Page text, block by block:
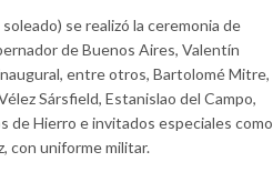
se realizó la ceremonia de
de Buenos Aires, Valentín
entre otros, Bartolomé Mitre,
Sársfield, Estanislao del Campo,
de Hierro e invitados especiales como
con uniforme militar.